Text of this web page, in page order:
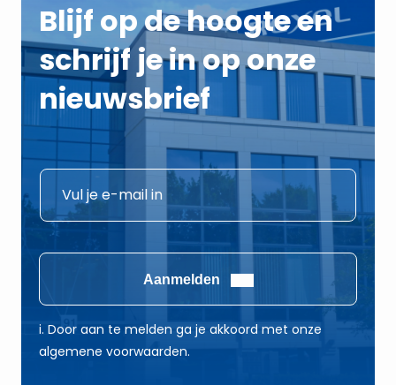
Blijf op de hoogte en
schrijf je in op onze
nieuwsbrief
E
m
l
E
-
E
m
a
l
*
Aanmelden
i. Door aan te melden ga je akkoord met onze
algemene voorwaarden.